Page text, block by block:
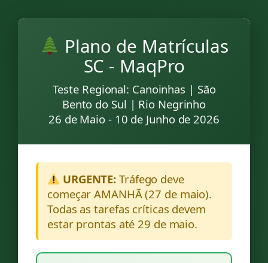
Plano de Matrículas
SC - MaqPro
Teste Regional: Canoinhas | São
Bento do Sul | Rio Negrinho
26 de Maio - 10 de Junho de 2026
URGENTE: Tráfego deve
começar AMANHÃ (27 de maio).
Todas as tarefas críticas devem
estar prontas até 29 de maio.